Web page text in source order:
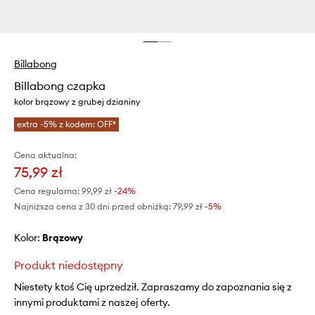
Billabong
Billabong czapka
kolor brązowy z grubej dzianiny
extra -5% z kodem: OFF*
Cena aktualna:
75,99 zł
Cena regularna: 99,99 zł -24%
Najniższa cena z 30 dni przed obniżką: 79,99 zł -5%
Kolor: brązowy
Produkt niedostępny
Niestety ktoś Cię uprzedził. Zapraszamy do zapoznania się z
innymi produktami z naszej oferty.